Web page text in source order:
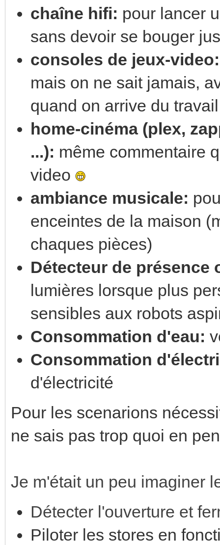
chaîne hifi: pour lancer
sans devoir se bouger
consoles de jeux-video:
mais on ne sait jamais,
quand on arrive du
home-cinéma (plex,
...): même commentaire
video
ambiance musicale:
enceintes de la maison
chaques pièces)
Détecteur de présence
lumières lorsque plus
sensibles aux robots
Consommation d'eau:
Consommation
d'électricité
Pour les scenarions
ne sais pas trop quoi en
Je m'était un peu imaginer
Détecter l'ouverture et
Piloter les stores en